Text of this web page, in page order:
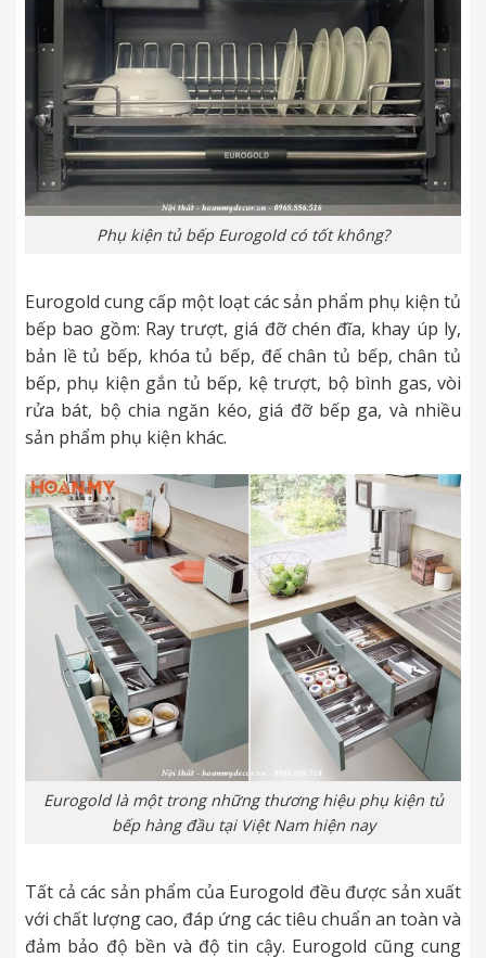
Phụ kiện tủ bếp Eurogold có tốt không?
Eurogold cung cấp một loạt các sản phẩm phụ kiện tủ
bếp bao gồm: Ray trượt, giá đỡ chén đĩa, khay úp ly,
bản lề tủ bếp, khóa tủ bếp, đế chân tủ bếp, chân tủ
bếp, phụ kiện gắn tủ bếp, kệ trượt, bộ bình gas, vòi
rửa bát, bộ chia ngăn kéo, giá đỡ bếp ga, và nhiều
sản phẩm phụ kiện khác.
Eurogold là một trong những thương hiệu phụ kiện tủ
bếp hàng đầu tại Việt Nam hiện nay
Tất cả các sản phẩm của Eurogold đều được sản xuất
với chất lượng cao, đáp ứng các tiêu chuẩn an toàn và
đảm bảo độ bền và độ tin cậy. Eurogold cũng cung